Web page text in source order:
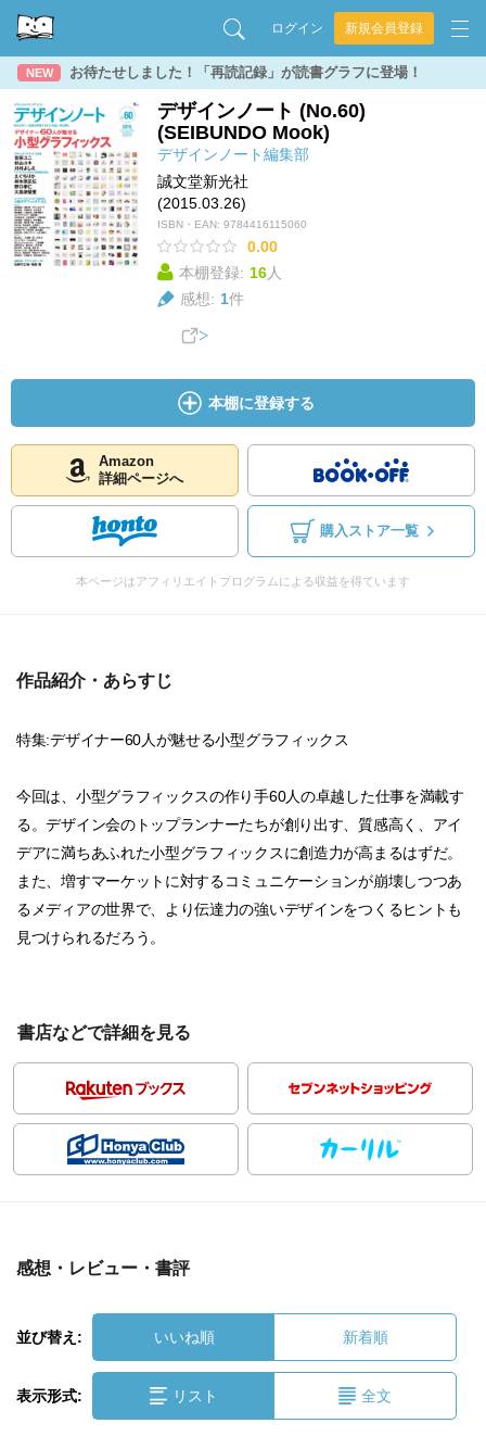
ログイン 新規会員登録
NEW お待たせしました！「再読記録」が読書グラフに登場！
デザインノート (No.60)
(SEIBUNDO Mook)
デザインノート編集部
誠文堂新光社
(2015.03.26)
ISBN・EAN: 9784416115060
0.00
本棚登録: 16人
感想: 1件
本棚に登録する
Amazon
詳細ページへ
購入ストア一覧
本ページはアフィリエイトプログラムによる収益を得ています
作品紹介・あらすじ
特集:デザイナー60人が魅せる小型グラフィックス
今回は、小型グラフィックスの作り手60人の卓越した仕事を満載す
る。デザイン会のトップランナーたちが創り出す、質感高く、アイ
デアに満ちあふれた小型グラフィックスに創造力が高まるはずだ。
また、増すマーケットに対するコミュニケーションが崩壊しつつあ
るメディアの世界で、より伝達力の強いデザインをつくるヒントも
見つけられるだろう。
書店などで詳細を見る
感想・レビュー・書評
並び替え: いいね順 新着順
表示形式: リスト 全文